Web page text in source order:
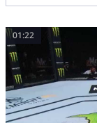
01:22